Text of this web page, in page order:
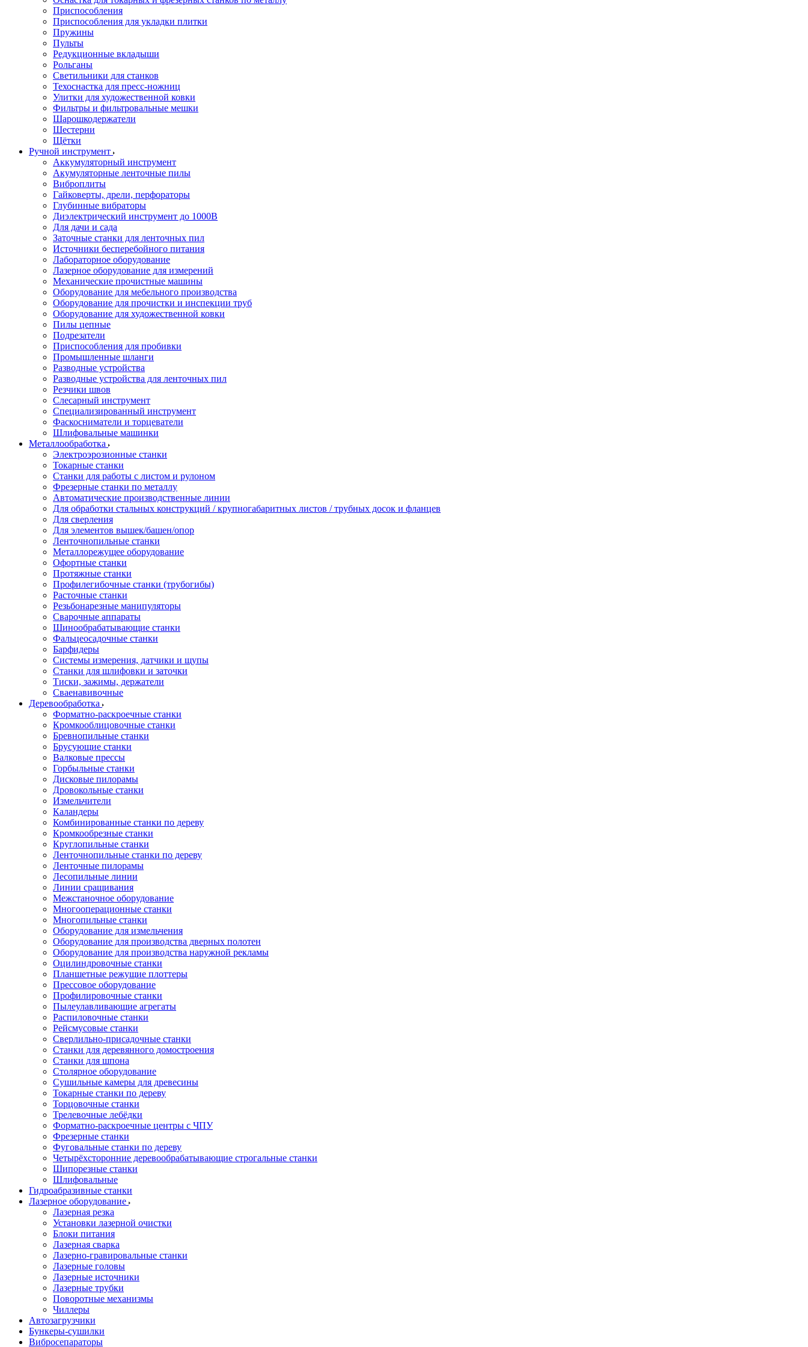
Приспособления
Приспособления для укладки плитки
Пружины
Пульты
Редукционные вкладыши
Рольганы
Светильники для станков
Техоснастка для пресс-ножниц
Улитки для художественной ковки
Фильтры и фильтровальные мешки
Шарошкодержатели
Шестерни
Щётки
Ручной инструмент
Аккумуляторный инструмент
Акумуляторные ленточные пилы
Виброплиты
Гайковерты, дрели, перфораторы
Глубинные вибраторы
Диэлектрический инструмент до 1000В
Для дачи и сада
Заточные станки для ленточных пил
Источники бесперебойного питания
Лабораторное оборудование
Лазерное оборудование для измерений
Механические прочистные машины
Оборудование для мебельного производства
Оборудование для прочистки и инспекции труб
Оборудование для художественной ковки
Пилы цепные
Подрезатели
Приспособления для пробивки
Промышленные шланги
Разводные устройства
Разводные устройства для ленточных пил
Резчики швов
Слесарный инструмент
Специализированный инструмент
Фаскосниматели и торцеватели
Шлифовальные машинки
Металлообработка
Электроэрозионные станки
Токарные станки
Станки для работы с листом и рулоном
Фрезерные станки по металлу
Автоматические производственные линии
Для обработки стальных конструкций / крупногабаритных листов / трубных досок и фланцев
Для сверления
Для элементов вышек/башен/опор
Ленточнопильные станки
Металлорежущее оборудование
Офортные станки
Протяжные станки
Профилегибочные станки (трубогибы)
Расточные станки
Резьбонарезные манипуляторы
Сварочные аппараты
Шинообрабатывающие станки
Фальцеосадочные станки
Барфидеры
Системы измерения, датчики и щупы
Станки для шлифовки и заточки
Тиски, зажимы, держатели
Cваенавивочные
Деревообработка
Форматно-раскроечные станки
Кромкооблицовочные станки
Бревнопильные станки
Брусующие станки
Валковые прессы
Горбыльные станки
Дисковые пилорамы
Дровокольные станки
Измельчители
Каландеры
Комбинированные станки по дереву
Кромкообрезные станки
Круглопильные станки
Ленточнопильные станки по дереву
Ленточные пилорамы
Лесопильные линии
Линии сращивания
Межстаночное оборудование
Многооперационные станки
Многопильные станки
Оборудование для измельчения
Оборудование для производства дверных полотен
Оборудование для производства наружной рекламы
Оцилиндровочные станки
Планшетные режущие плоттеры
Прессовое оборудование
Профилировочные станки
Пылеулавливающие агрегаты
Распиловочные станки
Рейсмусовые станки
Сверлильно-присадочные станки
Станки для деревянного домостроения
Станки для шпона
Столярное оборудование
Сушильные камеры для древесины
Токарные станки по дереву
Торцовочные станки
Трелевочные лебёдки
Форматно-раскроечные центры с ЧПУ
Фрезерные станки
Фуговальные станки по дереву
Четырёхсторонние деревообрабатывающие строгальные станки
Шипорезные станки
Шлифовальные
Гидроабразивные станки
Лазерное оборудование
Лазерная резка
Установки лазерной очистки
Блоки питания
Лазерная сварка
Лазерно-гравировальные станки
Лазерные головы
Лазерные источники
Лазерные трубки
Поворотные механизмы
Чиллеры
Автозагрузчики
Бункеры-сушилки
Вибросепараторы